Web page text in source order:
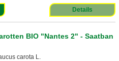
Details
BIO "Nantes 2" - Saatban
carota L.